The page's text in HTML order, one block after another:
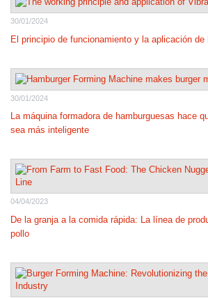
30/01/2024
El principio de funcionamiento y la aplicación de
30/01/2024
La máquina formadora de hamburguesas hace
sea más inteligente
04/04/2023
De la granja a la comida rápida: La línea de
pollo